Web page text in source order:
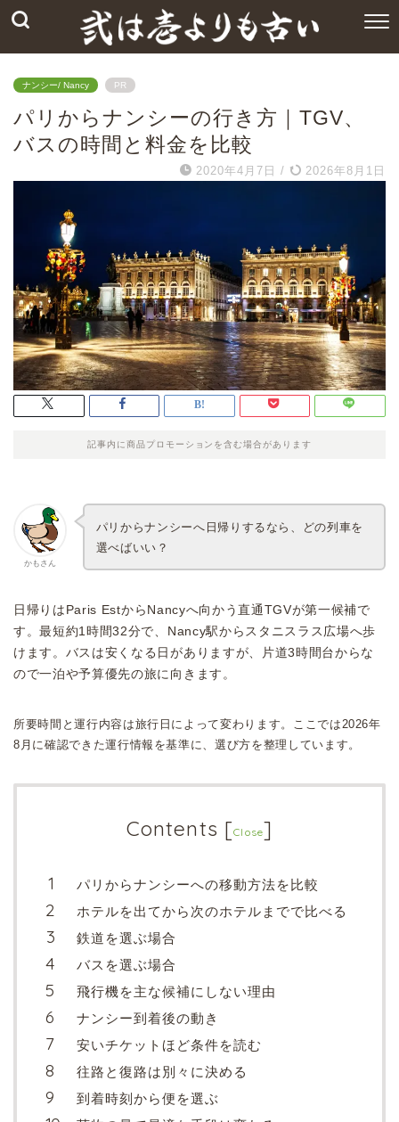
ナンシー/ Nancy PR
パリからナンシーの行き方｜TGV、
バスの時間と料金を比較
2020年4月7日 / 2026年8月1日
記事内に商品プロモーションを含む場合があります
かもさん
パリからナンシーへ日帰りするなら、どの列車を
選べばいい？
日帰りはParis EstからNancyへ向かう直通TGVが第一候補で
す。最短約1時間32分で、Nancy駅からスタニスラス広場へ歩
けます。バスは安くなる日がありますが、片道3時間台からな
ので一泊や予算優先の旅に向きます。
所要時間と運行内容は旅行日によって変わります。ここでは2026年
8月に確認できた運行情報を基準に、選び方を整理しています。
Contents [Close]
パリからナンシーへの移動方法を比較
ホテルを出てから次のホテルまでで比べる
鉄道を選ぶ場合
バスを選ぶ場合
飛行機を主な候補にしない理由
ナンシー到着後の動き
安いチケットほど条件を読む
往路と復路は別々に決める
到着時刻から便を選ぶ